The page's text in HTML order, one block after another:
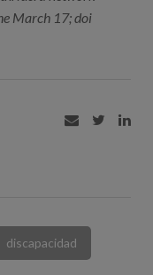
March 17; doi
  
discapacidad